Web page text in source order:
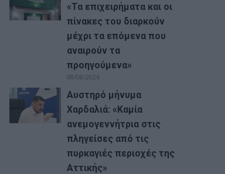
«Τα επιχειρήματα και οι
πίνακες του διαρκούν
μέχρι τα επόμενα που
αναιρούν τα
προηγούμενα»
08/08/2026
Αυστηρό μήνυμα
Χαρδαλιά: «Καμία
ανεμογεννήτρια στις
πληγείσες από τις
πυρκαγιές περιοχές της
Αττικής»